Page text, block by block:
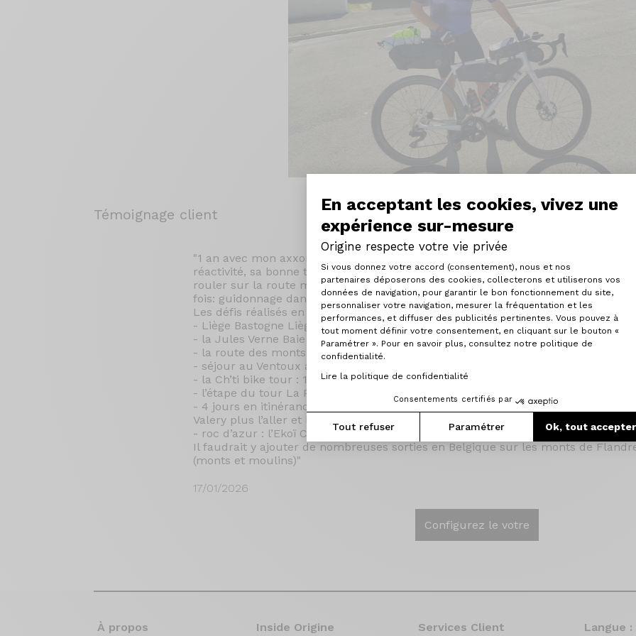
En acceptant les cookies, vivez une
expérience sur-mesure
Origine respecte votre vie privée
Plateforme de Gestion du
Si vous donnez votre accord (consentement), nous et nos
partenaires déposerons des cookies, collecterons et utiliserons vos
données de navigation, pour garantir le bon fonctionnement du site,
personnaliser votre navigation, mesurer la fréquentation et les
performances, et diffuser des publicités pertinentes. Vous pouvez à
tout moment définir votre consentement, en cliquant sur le bouton «
Paramétrer ». Pour en savoir plus, consultez notre politique de
confidentialité.
Lire la politique de confidentialité
Consentements certifiés par
Tout refuser Paramétrer Ok, tout accepter
Axeptio consent
Témoignage client
"1 an avec mon axxome GTO et plus de 10000 km. Très satisfait de mon achat
réactivité, sa bonne tenue sur le plat, en montagne en montée et en descente.
rouler sur la route mais aussi sur les chemins. Un seul point négatif qui s’est
fois: guidonnage dans une descente!!!
Les défis réalisés en 2025 :
- Liège Bastogne Liège challenge avec ce 250 km et 4000 m de D +
- la Jules Verne Baie de Somme : Amiens-Le Crotoy-Amiens 180 km
- la route des monts de l’AA 180 km et 3300 m D+
- séjour au Ventoux avec 2 montées Bédouins et Malhaucène enchaînées
- la Ch’ti bike tour : 160 km
- l’étape du tour La Plagne : 130 km et 4600 D+
- 4 jours en itinérance avec bike packing et pneus de 32 : vélo route de la
Valery plus l’aller et le retour soit 500 km
- roc d’azur : l’Ekoï Cyclo 160 km
Il faudrait y ajouter de nombreuses sorties en Belgique sur les monts de
(monts et moulins)"
17/01/2026
Configurez le votre
À propos Inside Origine Services Client Langue :